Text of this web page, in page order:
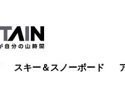
スキー＆スノーボード